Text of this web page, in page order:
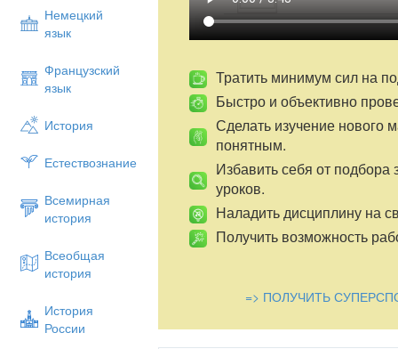
Немецкий
язык
Французский
язык
История
Естествознание
Всемирная
история
Всеобщая
история
История
России
типологических групп А и В.
Высокий уровень –дополнительные
достижение которого обязательно для
Результаты анализа программы,
удобно представить в виде таблицы.
1.Базовый уровень знаний и
Основные знания
Основные умения
Определение простого числа
Приводить пример простого числа
Приводить пример составного числа
Классификация натуральных чисел
Тратить минимум сил на
Быстро и объективно
Сделать изучение нового
понятным.
Избавить себя от подбора
уроков.
Наладить дисциплину на
Получить возможность
=> ПОЛУЧИТЬ